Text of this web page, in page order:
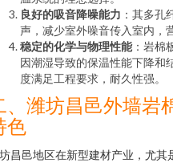
良好的吸音降噪能力 ：其多孔
声，减少室外噪音传入室内，
稳定的化学与物理性能：岩棉
因潮湿导致的保温性能下降和
度满足工程要求，耐久性强。
、潍坊昌邑外墙岩
色
昌邑地区在新型建材产业，尤